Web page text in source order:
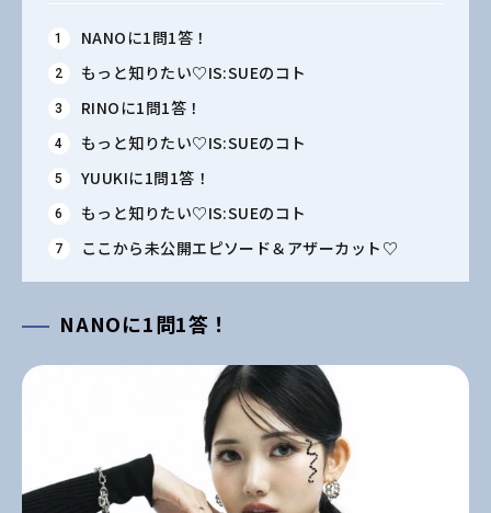
NANOに1問1答！
もっと知りたい♡IS:SUEのコト
RINOに1問1答！
もっと知りたい♡IS:SUEのコト
YUUKIに1問1答！
もっと知りたい♡IS:SUEのコト
ここから未公開エピソード＆アザーカット♡
NANOに1問1答！